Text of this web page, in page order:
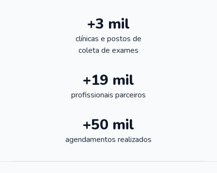
+3 mil
clínicas e postos de
coleta de exames
+19 mil
profissionais parceiros
+50 mil
agendamentos realizados